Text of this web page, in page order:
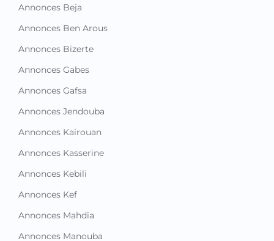
Annonces Beja
Annonces Ben Arous
Annonces Bizerte
Annonces Gabes
Annonces Gafsa
Annonces Jendouba
Annonces Kairouan
Annonces Kasserine
Annonces Kebili
Annonces Kef
Annonces Mahdia
Annonces Manouba